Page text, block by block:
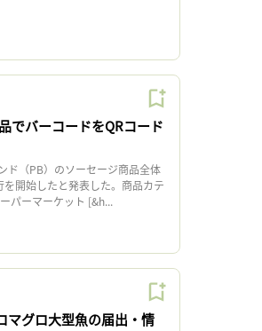
でバーコードをQRコード
ド（PB）のソーセージ商品全体
開始したと発表した。商品カテ
パーマーケット [&h...
マグロ大型魚の届出・情